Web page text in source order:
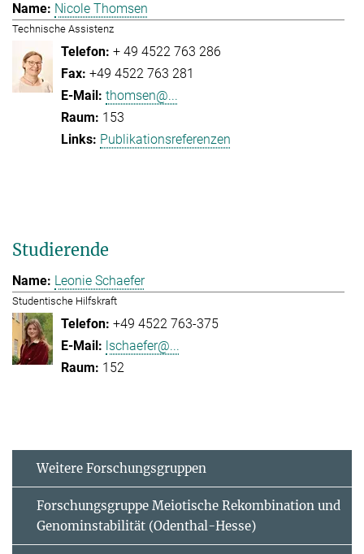
Nicole Thomsen
Technische Assistenz
+ 49 4522 763 286
+49 4522 763 281
thomsen@...
153
Publikationsreferenzen
Studierende
Leonie Schaefer
Studentische Hilfskraft
+49 4522 763-375
lschaefer@...
152
Weitere Forschungsgruppen
Forschungsgruppe Meiotische Rekombination und
Genominstabilität (Odenthal-Hesse)